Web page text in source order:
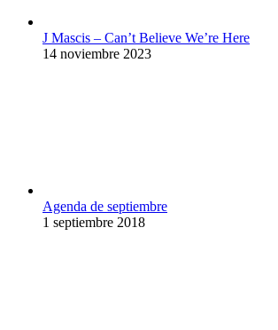
J Mascis – Can’t Believe We’re Here
14 noviembre 2023
Agenda de septiembre
1 septiembre 2018